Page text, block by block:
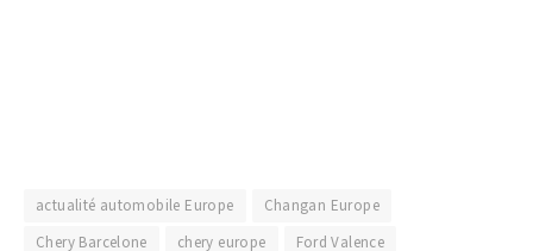
actualité automobile Europe
Changan Europe
Chery Barcelone
chery europe
Ford Valence